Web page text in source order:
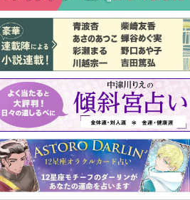
バックナンバー
注目トピ
娘が姑から「離婚しなさい」と言われま
した
同僚の心無い言葉に気持ちが折れた
ピアノの月謝、払うべき？